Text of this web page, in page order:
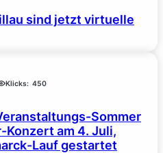
sind jetzt virtuelle
Klicks: 450
Sommer
am 4. Juli,
Lauf gestartet